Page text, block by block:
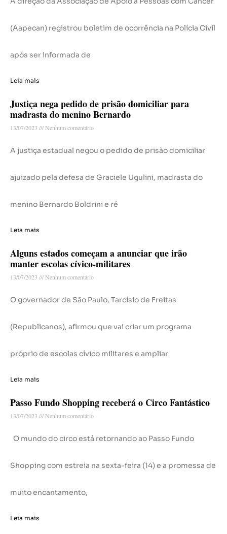
(Aapecan) registrou boletim de ocorrência na Polícia Civil
após ser informada de
Leia mais
Justiça nega pedido de prisão domiciliar para
madrasta do menino Bernardo
13/07/2023 Nenhum comentário
A justiça estadual negou o pedido de prisão domiciliar
ajuizado pela defesa de Graciele Ugulini, madrasta do
menino Bernardo Boldrini e ré
Leia mais
Alguns estados começam a anunciar que irão
manter escolas cívico-militares
13/07/2023 Nenhum comentário
O governador de São Paulo, Tarcísio de Freitas
(Republicanos), afirmou que vai criar um programa
próprio de escolas cívico militares e ampliar
Leia mais
Passo Fundo Shopping receberá o Circo Fantástico
13/07/2023 Nenhum comentário
O mundo do circo está retornando ao Passo Fundo
Shopping com estreia na sexta-feira (14) e a promessa de
muito encantamento,
Leia mais